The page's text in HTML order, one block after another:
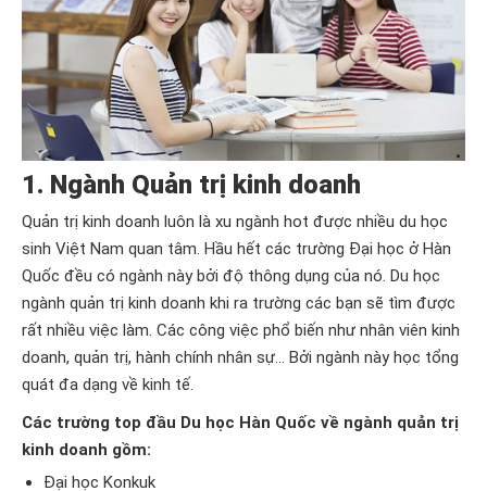
1. Ngành Quản trị kinh doanh
Quản trị kinh doanh luôn là xu ngành hot được nhiều du học
sinh Việt Nam quan tâm. Hầu hết các trường Đại học ở Hàn
Quốc đều có ngành này bởi độ thông dụng của nó. Du học
ngành quản trị kinh doanh khi ra trường các bạn sẽ tìm được
rất nhiều việc làm. Các công việc phổ biến như nhân viên kinh
doanh, quản trị, hành chính nhân sự... Bởi ngành này học tổng
quát đa dạng về kinh tế.
Các trường top đầu Du học Hàn Quốc về ngành quản trị
kinh doanh gồm:
Đại học Konkuk